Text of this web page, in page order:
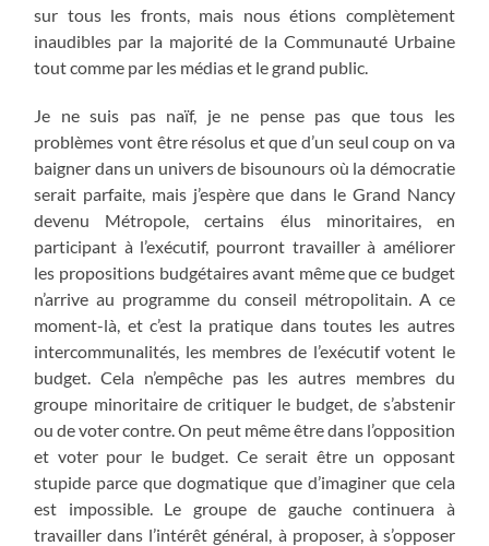
sur tous les fronts, mais nous étions complètement
inaudibles par la majorité de la Communauté Urbaine
tout comme par les médias et le grand public.
Je ne suis pas naïf, je ne pense pas que tous les
problèmes vont être résolus et que d’un seul coup on va
baigner dans un univers de bisounours où la démocratie
serait parfaite, mais j’espère que dans le Grand Nancy
devenu Métropole, certains élus minoritaires, en
participant à l’exécutif, pourront travailler à améliorer
les propositions budgétaires avant même que ce budget
n’arrive au programme du conseil métropolitain. A ce
moment-là, et c’est la pratique dans toutes les autres
intercommunalités, les membres de l’exécutif votent le
budget. Cela n’empêche pas les autres membres du
groupe minoritaire de critiquer le budget, de s’abstenir
ou de voter contre. On peut même être dans l’opposition
et voter pour le budget. Ce serait être un opposant
stupide parce que dogmatique que d’imaginer que cela
est impossible. Le groupe de gauche continuera à
travailler dans l’intérêt général, à proposer, à s’opposer